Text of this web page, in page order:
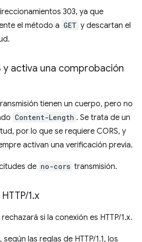
303, ya que
el método a GET y descartan el
y activa una comprobación
tienen un cuerpo, pero no
Content-Length . Se trata de un
por lo que se requiere CORS, y
activan una verificación previa.
de no-cors transmisión.
/1.x
si la conexión es HTTP/1.x.
las reglas de HTTP/1.1, los